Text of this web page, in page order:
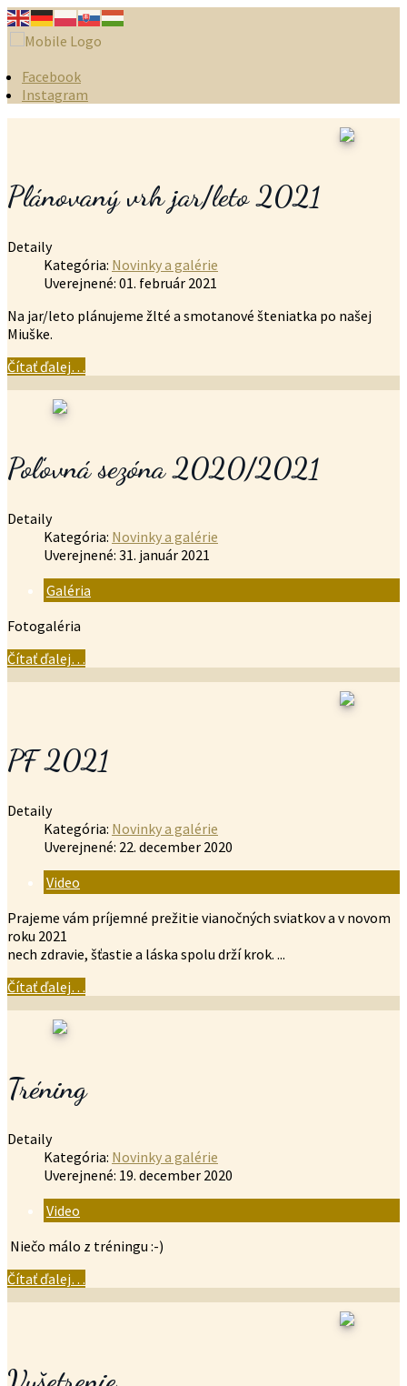
Facebook
Instagram
Plánovaný vrh jar/leto 2021
Detaily
Kategória: Novinky a galérie
Uverejnené: 01. február 2021
Na jar/leto plánujeme žlté a smotanové šteniatka po našej
Miuške.
Čítať ďalej…
Poľovná sezóna 2020/2021
Detaily
Kategória: Novinky a galérie
Uverejnené: 31. január 2021
Galéria
Fotogaléria
Čítať ďalej…
PF 2021
Detaily
Kategória: Novinky a galérie
Uverejnené: 22. december 2020
Video
Prajeme vám príjemné prežitie vianočných sviatkov a v novom
roku 2021
nech zdravie, šťastie a láska spolu drží krok. ...
Čítať ďalej…
Tréning
Detaily
Kategória: Novinky a galérie
Uverejnené: 19. december 2020
Video
Niečo málo z tréningu :-)
Čítať ďalej…